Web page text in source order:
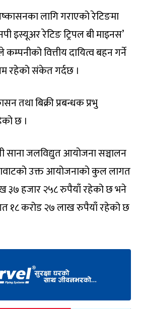
लागि गराएको रेटिङमा
इस्यूअर रेटिङ ट्रिपल बी माइनस’
वित्तीय दायित्व बहन गर्ने
रहेको संकेत गर्दछ ।
तथा बिक्री प्रबन्धक प्रभु
छ ।
साना जलविद्युत आयोजना सञ्चालन
उक्त आयोजनाको कुल लागत
३७ हजार २५८ रुपैयाँ रहेको छ भने
१८ करोड २७ लाख रुपैयाँ रहेको छ